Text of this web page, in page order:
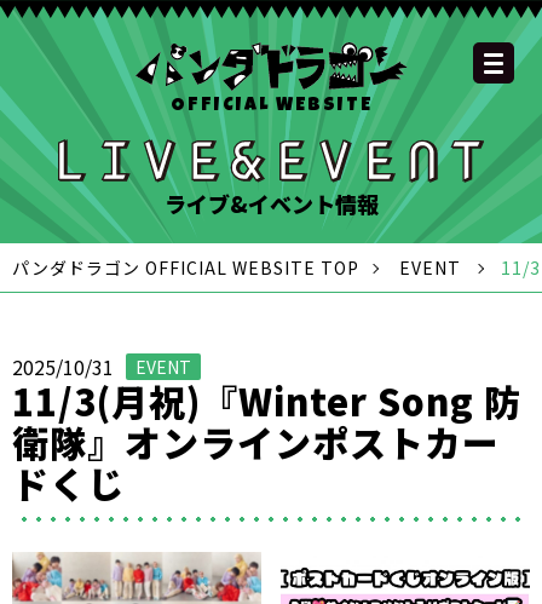
OFFICIAL WEBSITEOFFICIAL SITE TOP
NEWS MEMBER
SCHEDULE DISCOGRAPHY
GOODS
FAQ CONTACT
YOUTUBE
CHANNEL
INSTAGRAM
OFFICIAL
TWITTER
OFFICIAL LINE
ACCOUNT
OFFICIAL
TIKTOK
ライブ&イベント情報
パンダドラゴン OFFICIAL WEBSITE TOP EVENT 11/
2025/10/31 EVENT
11/3(月祝)『Winter Song 防
衛隊』オンラインポストカー
ドくじ